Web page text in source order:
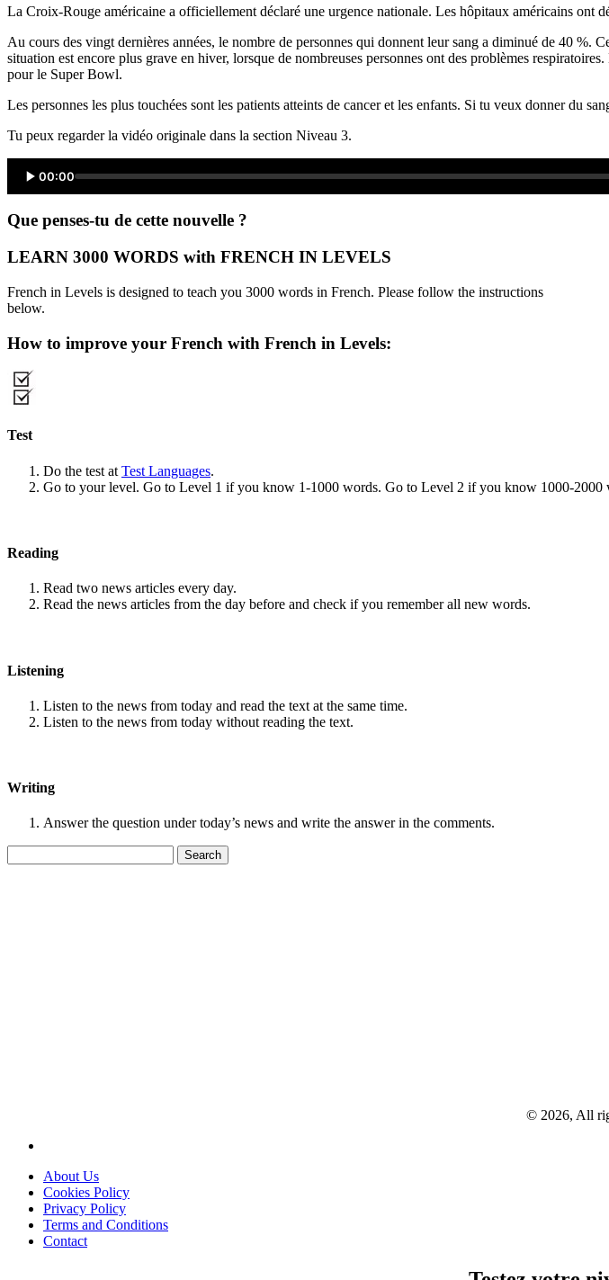
La Croix-Rouge américaine a officiellement déclaré une urgence nationale. Les hôpitaux américains ont
Au cours des vingt dernières années, le nombre de personnes qui donnent leur sang a diminué de 40 %.
situation est encore plus grave en hiver, lorsque de nombreuses personnes ont des problèmes
pour le Super Bowl.
Les personnes les plus touchées sont les patients atteints de cancer et les enfants. Si tu veux donner du
Tu peux regarder la vidéo originale dans la section Niveau 3.
00:00
Que penses-tu de cette nouvelle ?
LEARN 3000 WORDS with FRENCH IN LEVELS
French in Levels is designed to teach you 3000 words in French. Please follow the instructions
below.
How to improve your French with French in Levels:
Test
Do the test at Test Languages.
Go to your level. Go to Level 1 if you know 1-1000 words. Go to Level 2 if you know 1000-
Reading
Read two news articles every day.
Read the news articles from the day before and check if you remember all new words.
Listening
Listen to the news from today and read the text at the same time.
Listen to the news from today without reading the text.
Writing
Answer the question under today’s news and write the answer in the comments.
for:
© 2026, All
About Us
Cookies Policy
Privacy Policy
Terms and Conditions
Contact